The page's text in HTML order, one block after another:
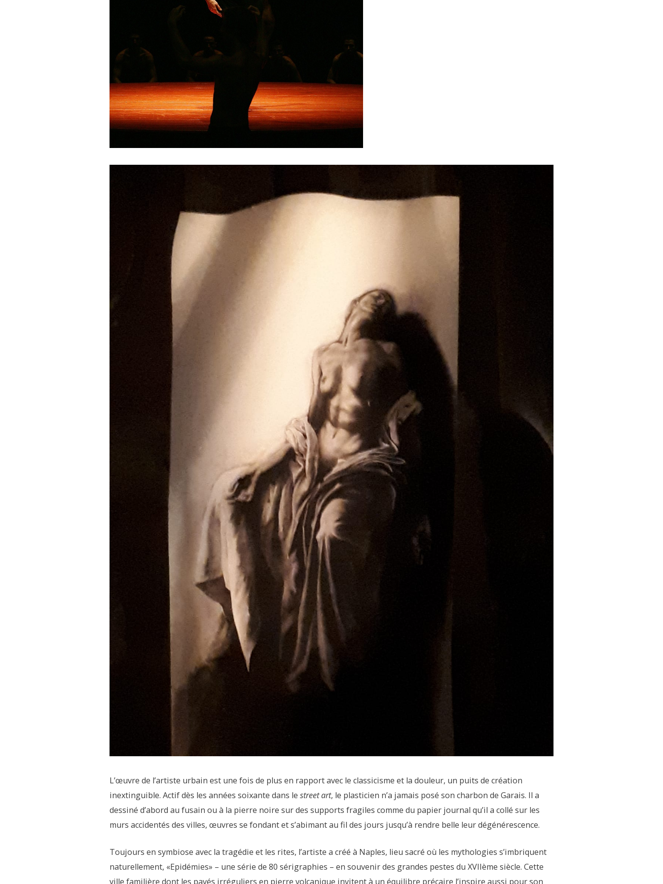
L’œuvre de l’artiste urbain est une fois de plus en rapport avec le classicisme et la douleur, un puits de création
inextinguible. Actif dès les années soixante dans le street art, le plasticien n’a jamais posé son charbon de Garais. Il a
dessiné d’abord au fusain ou à la pierre noire sur des supports fragiles comme du papier journal qu’il a collé sur les
murs accidentés des villes, œuvres se fondant et s’abimant au fil des jours jusqu’à rendre belle leur dégénérescence.
Toujours en symbiose avec la tragédie et les rites, l’artiste a créé à Naples, lieu sacré où les mythologies s’imbriquent
naturellement, «Epidémies» – une série de 80 sérigraphies – en souvenir des grandes pestes du XVIIème siècle. Cette
ville familière dont les pavés irréguliers en pierre volcanique invitent à un équilibre précaire l’inspire aussi pour son